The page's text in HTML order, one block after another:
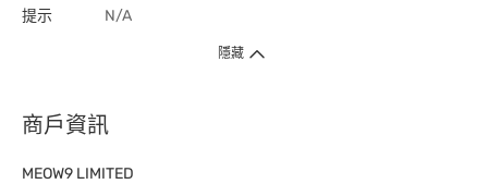
提示 N/A
隱藏
商戶資訊
MEOW9 LIMITED